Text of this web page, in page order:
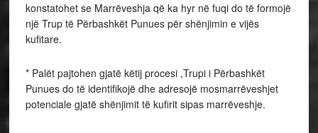
konstatohet se Marrëveshja që ka hyr në fuqi do të formojë
një Trup të Përbashkët Punues për shënjimin e vijës
kufitare.
* Palët pajtohen gjatë këtij procesi ,Trupi i Përbashkët
Punues do të identifikojë dhe adresojë mosmarrëveshjet
potenciale gjatë shënjimit të kufirit sipas marrëveshje.